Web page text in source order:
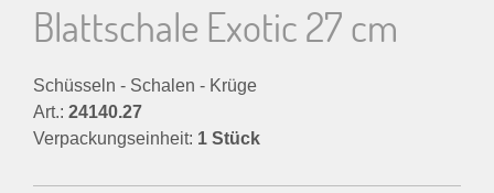
Blattschale Exotic 27 cm
Schüsseln - Schalen - Krüge
Art.: 24140.27
Verpackungseinheit: 1 Stück